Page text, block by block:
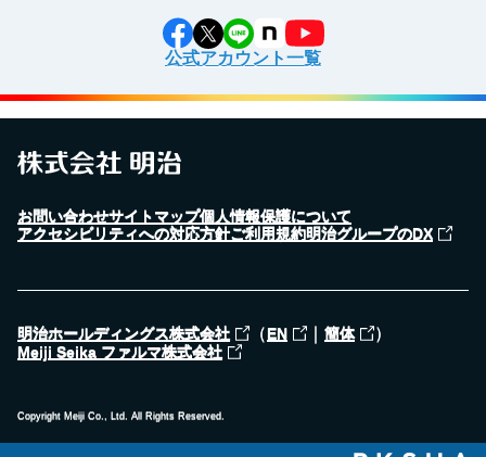
公式アカウント一覧
お問い合わせサイトマップ個人情報保護について
アクセシビリティへの対応方針ご利用規約明治グループのDX
明治ホールディングス株式会社 （EN ｜ 簡体 ）
Meiji Seika ファルマ株式会社
Copyright Meiji Co., Ltd. All Rights Reserved.